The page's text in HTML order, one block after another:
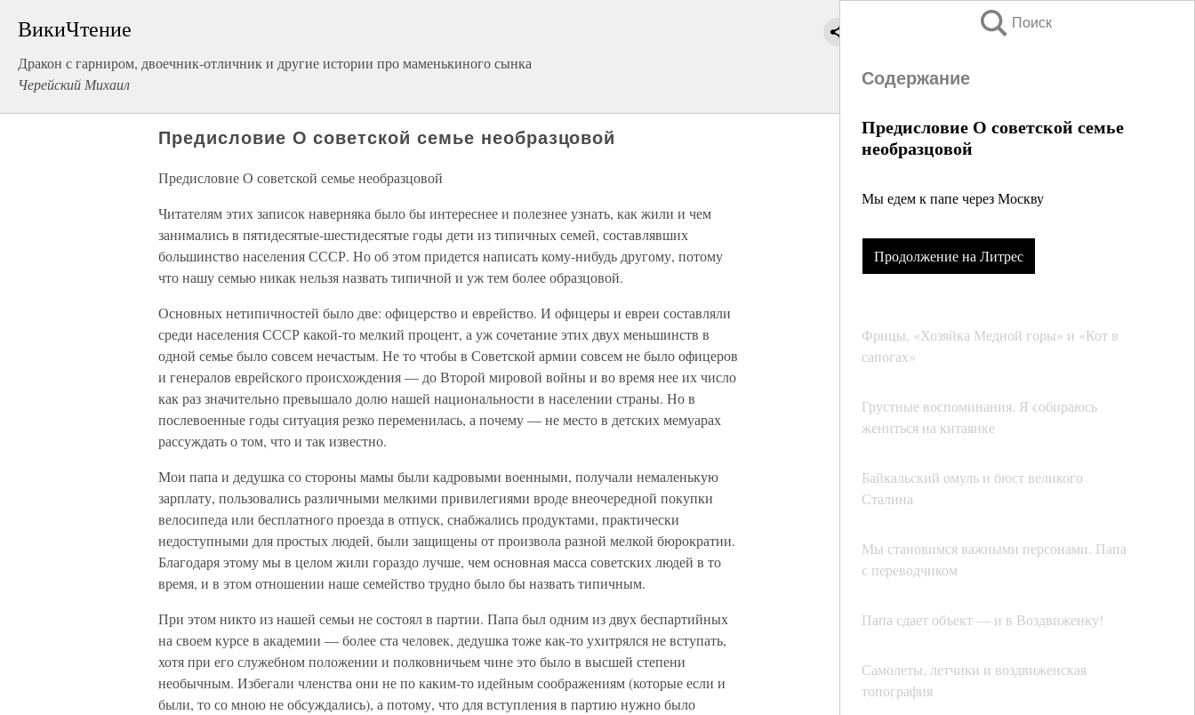
ВикиЧтение
Дракон с гарниром, двоечник-отличник и другие истории про маменькиного сынка
Черейский Михаил
Поиск
Содержание
Предисловие О советской семье
необразцовой
Мы едем к папе через Москву
Продолжение на Литрес
Фрицы, «Хозяйка Медной горы» и «Кот в
сапогах»
Грустные воспоминания. Я собираюсь
жениться на китаянке
Байкальский омуль и бюст великого
Сталина
Мы становимся важными персонами. Папа
с переводчиком
Папа сдает объект — и в Воздвиженку!
Самолеты, летчики и воздвиженская
топография
Предисловие О советской семье необразцовой
Предисловие О советской семье необразцовой
Читателям этих записок наверняка было бы интереснее и полезнее узнать, как жили и чем
занимались в пятидесятые-шестидесятые годы дети из типичных семей, составлявших
большинство населения СССР. Но об этом придется написать кому-нибудь другому, потому
что нашу семью никак нельзя назвать типичной и уж тем более образцовой.
Основных нетипичностей было две: офицерство и еврейство. И офицеры и евреи составляли
среди населения СССР какой-то мелкий процент, а уж сочетание этих двух меньшинств в
одной семье было совсем нечастым. Не то чтобы в Советской армии совсем не было офицеров
и генералов еврейского происхождения — до Второй мировой войны и во время нее их число
как раз значительно превышало долю нашей национальности в населении страны. Но в
послевоенные годы ситуация резко переменилась, а почему — не место в детских мемуарах
рассуждать о том, что и так известно.
Мои папа и дедушка со стороны мамы были кадровыми военными, получали немаленькую
зарплату, пользовались различными мелкими привилегиями вроде внеочередной покупки
велосипеда или бесплатного проезда в отпуск, снабжались продуктами, практически
недоступными для простых людей, были защищены от произвола разной мелкой бюрократии.
Благодаря этому мы в целом жили гораздо лучше, чем основная масса советских людей в то
время, и в этом отношении наше семейство трудно было бы назвать типичным.
При этом никто из нашей семьи не состоял в партии. Папа был одним из двух беспартийных
на своем курсе в академии — более ста человек, дедушка тоже как-то ухитрялся не вступать,
хотя при его служебном положении и полковничьем чине это было в высшей степени
необычным. Избегали членства они не по каким-то идейным соображениям (которые если и
были, то со мною не обсуждались), а потому, что для вступления в партию нужно было